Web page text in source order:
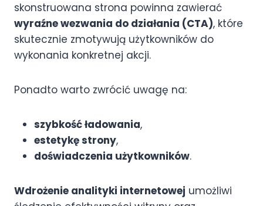
skonstruowana strona powinna zawierać
wyraźne wezwania do działania (CTA), które
skutecznie zmotywują użytkowników do
wykonania konkretnej akcji.
Ponadto warto zwrócić uwagę na:
szybkość ładowania,
estetykę strony,
doświadczenia użytkowników.
Wdrożenie analityki internetowej umożliwi